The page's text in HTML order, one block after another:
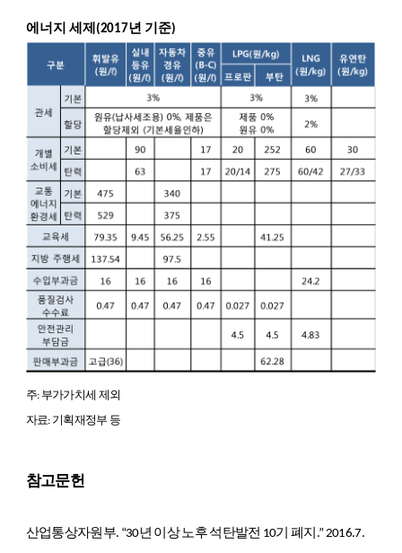
에너지 세제(2017년 기준)
주: 부가가치세 제외
자료: 기획재정부 등
참고문헌
산업통상자원부. “30년 이상 노후 석탄발전 10기 폐지.” 2016.7.